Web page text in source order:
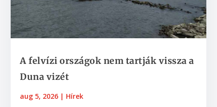
A felvízi országok nem tartják vissza a
Duna vizét
aug 5, 2026 | Hírek